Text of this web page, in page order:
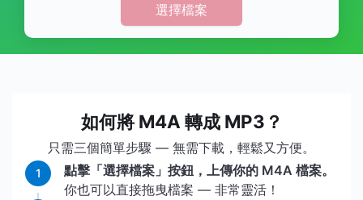
選擇檔案
如何將 M4A 轉成 MP3？
只需三個簡單步驟 — 無需下載，輕鬆又方便。
1
點擊「選擇檔案」按鈕，上傳你的 M4A 檔案。
你也可以直接拖曳檔案 — 非常靈活！